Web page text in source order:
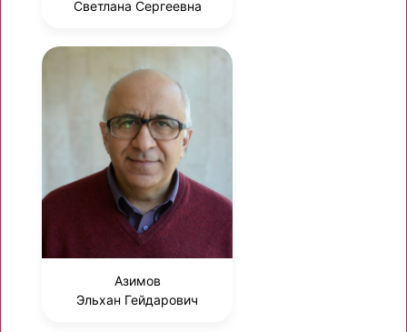
Светлана Сергеевна
Азимов
Эльхан Гейдарович